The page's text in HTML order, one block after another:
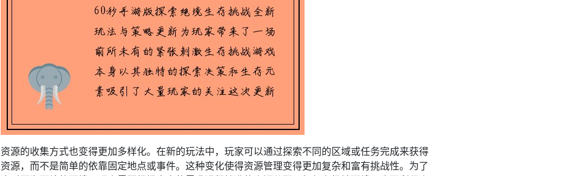
资源的收集方式也变得更加多样化。在新的玩法中，玩家可以通过探索不同的区域或任务完成来获得
资源，而不是简单的依靠固定地点或事件。这种变化使得资源管理变得更加复杂和富有挑战性。为了